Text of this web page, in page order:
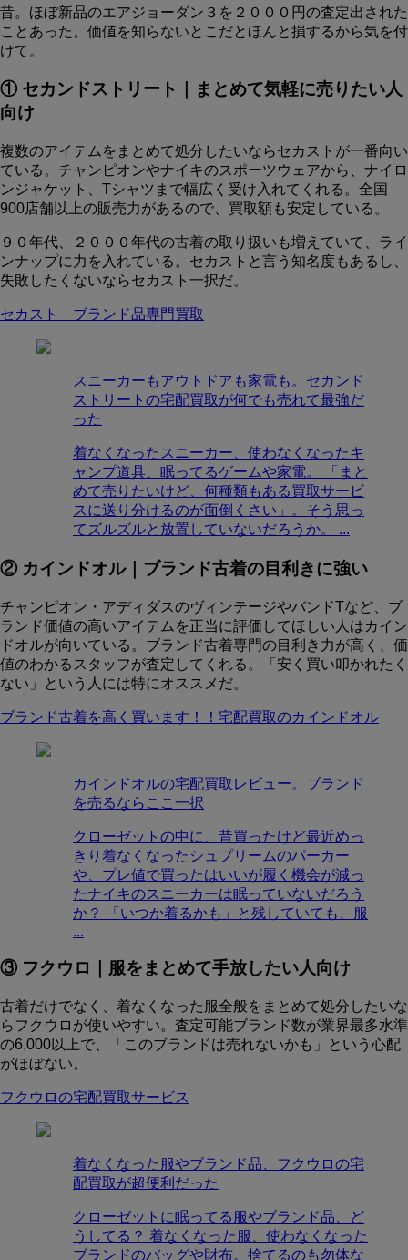
昔。ほぼ新品のエアジョーダン３を２０００円の査定出された
ことあった。価値を知らないとこだとほんと損するから気を付
けて。
① セカンドストリート｜まとめて気軽に売りたい人
向け
複数のアイテムをまとめて処分したいならセカストが一番向い
ている。チャンピオンやナイキのスポーツウェアから、ナイロ
ンジャケット、Tシャツまで幅広く受け入れてくれる。全国
900店舗以上の販売力があるので、買取額も安定している。
９０年代、２０００年代の古着の取り扱いも増えていて、ライ
ンナップに力を入れている。セカストと言う知名度もあるし、
失敗したくないならセカスト一択だ。
セカスト ブランド品専門買取
スニーカーもアウトドアも家電も。セカンド
ストリートの宅配買取が何でも売れて最強だ
った
着なくなったスニーカー、使わなくなったキ
ャンプ道具、眠ってるゲームや家電。 「まと
めて売りたいけど、何種類もある買取サービ
スに送り分けるのが面倒くさい」。そう思っ
てズルズルと放置していないだろうか。 ...
② カインドオル｜ブランド古着の目利きに強い
チャンピオン・アディダスのヴィンテージやバンドTなど、ブ
ランド価値の高いアイテムを正当に評価してほしい人はカイン
ドオルが向いている。ブランド古着専門の目利き力が高く、価
値のわかるスタッフが査定してくれる。「安く買い叩かれたく
ない」という人には特にオススメだ。
ブランド古着を高く買います！！宅配買取のカインドオル
カインドオルの宅配買取レビュー。ブランド
を売るならここ一択
クローゼットの中に、昔買ったけど最近めっ
きり着なくなったシュプリームのパーカー
や、プレ値で買ったはいいが履く機会が減っ
たナイキのスニーカーは眠っていないだろう
か？ 「いつか着るかも」と残していても、服
...
③ フクウロ｜服をまとめて手放したい人向け
古着だけでなく、着なくなった服全般をまとめて処分したいな
らフクウロが使いやすい。査定可能ブランド数が業界最多水準
の6,000以上で、「このブランドは売れないかも」という心配
がほぼない。
フクウロの宅配買取サービス
着なくなった服やブランド品、フクウロの宅
配買取が超便利だった
クローゼットに眠ってる服やブランド品、ど
うしてる？ 着なくなった服、使わなくなった
ブランドのバッグや財布。捨てるのも勿体な